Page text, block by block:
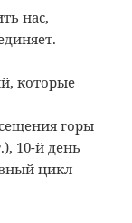
нас,
которые
горы
10-й день
цикл